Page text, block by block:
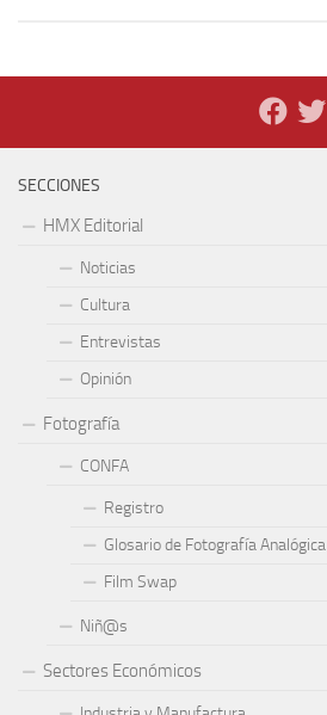
SECCIONES
HMX Editorial
Noticias
Cultura
Entrevistas
Opinión
Fotografía
CONFA
Registro
Glosario de Fotografía Analógica
Film Swap
Niñ@s
Sectores Económicos